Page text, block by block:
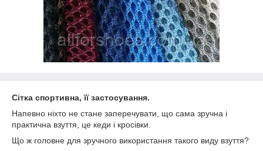
Сітка спортивна, її застосування.
Напевно ніхто не стане заперечувати, що сама зручна і
практична взуття, це кеди і кросівки.
Що ж головне для зручного використання такого виду взуття?